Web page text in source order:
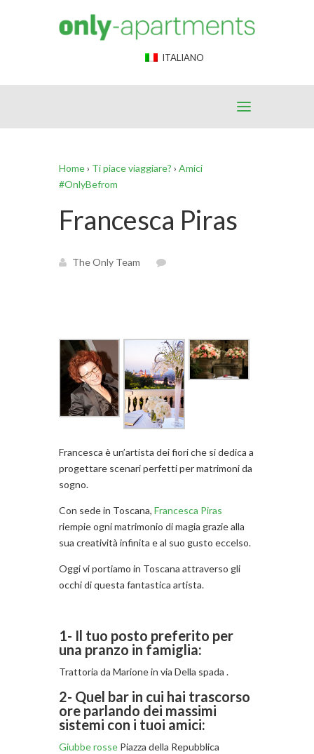
ITALIANO
Home› Ti piace viaggiare? › Amici
#OnlyBefrom
Francesca Piras
The Only Team
Francesca è un’artista dei fiori che si dedica a
progettare scenari perfetti per matrimoni da
sogno.
Con sede in Toscana, Francesca Piras
riempie ogni matrimonio di magia grazie alla
sua creatività infinita e al suo gusto eccelso.
Oggi vi portiamo in Toscana attraverso gli
occhi di questa fantastica artista.
1- Il tuo posto preferito per
una pranzo in famiglia:
Trattoria da Marione in via Della spada .
2- Quel bar in cui hai trascorso
ore parlando dei massimi
sistemi con i tuoi amici:
Giubbe rosse Piazza della Repubblica